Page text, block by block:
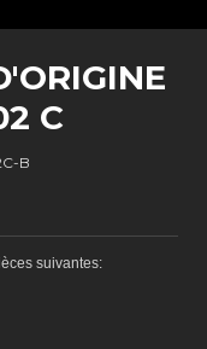
C
B
suivantes: